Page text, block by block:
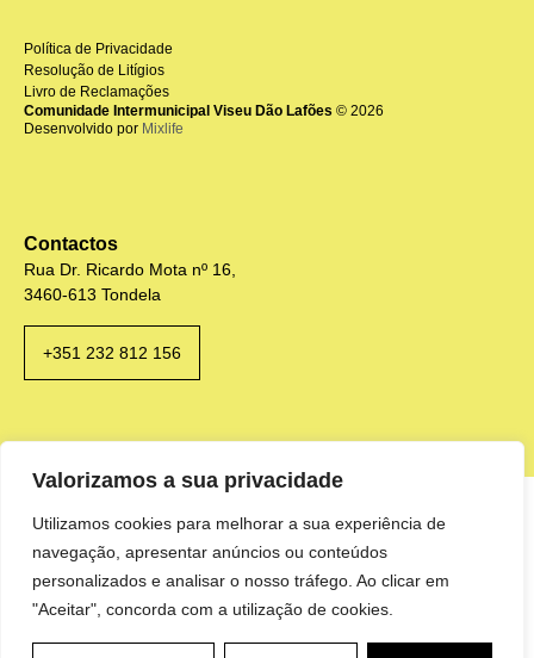
Valorizamos a sua privacidade
Utilizamos cookies para melhorar a sua experiência de
navegação, apresentar anúncios ou conteúdos
personalizados e analisar o nosso tráfego. Ao clicar em
"Aceitar", concorda com a utilização de cookies.
Política de Privacidade
Resolução de Litígios
Livro de Reclamações
Comunidade Intermunicipal Viseu Dão Lafões © 2026
Desenvolvido por Mixlife
Contactos
Rua Dr. Ricardo Mota nº 16,
3460-613 Tondela
+351 232 812 156